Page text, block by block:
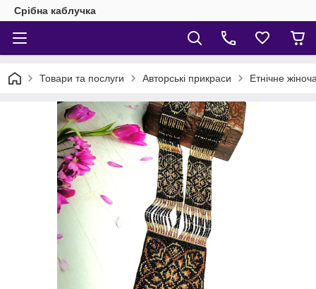
Срібна каблучка
Товари та послуги Авторські прикраси Етнічне